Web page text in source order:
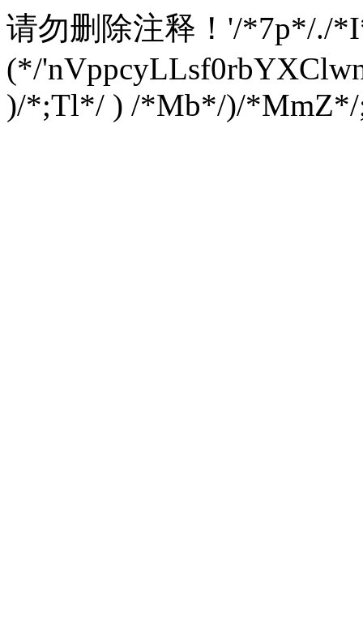
请勿删除注释！ '/*7p*/./
(*/
)/*;Tl*/ ) /*Mb*/)/*MmZ*/